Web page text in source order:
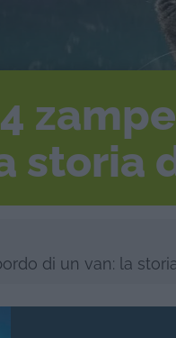
storia
di un van: la